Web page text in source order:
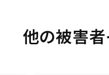
他の被害者